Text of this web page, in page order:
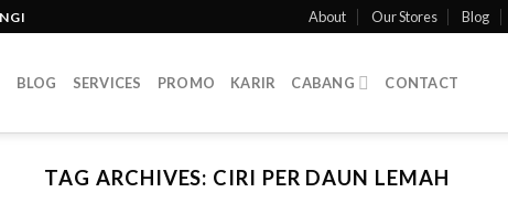
About Our Stores Blog
BLOG SERVICES PROMO KARIR CABANG CONTACT
TAG ARCHIVES: CIRI PER DAUN LEMAH